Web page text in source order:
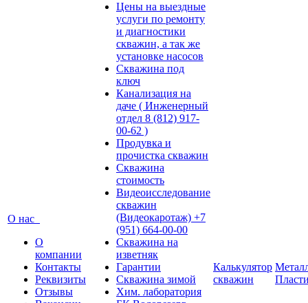
О нас
О
компании
Контакты
Реквизиты
Отзывы
Цены на выездные
услуги по ремонту
и диагностики
скважин, а так же
установке насосов
Скважина под
ключ
Канализация на
даче ( Инженерный
отдел 8 (812) 917-
00-62 )
Продувка и
прочистка скважин
Скважина
стоимость
Видеоисследование
скважин
(Видеокаротаж) +7
(951) 664-00-00
Скважина на
изветняк
Гарантии
Скважина зимой
Хим. лаборатория
Калькулятор
скважин